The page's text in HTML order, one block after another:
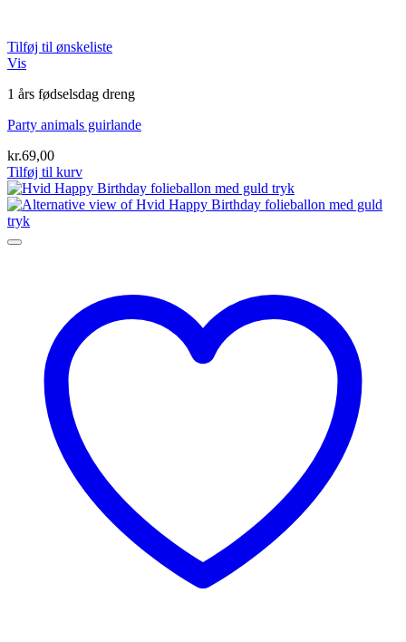
Tilføj til ønskeliste
Vis
1 års fødselsdag dreng
Party animals guirlande
kr.69,00
Tilføj til kurv